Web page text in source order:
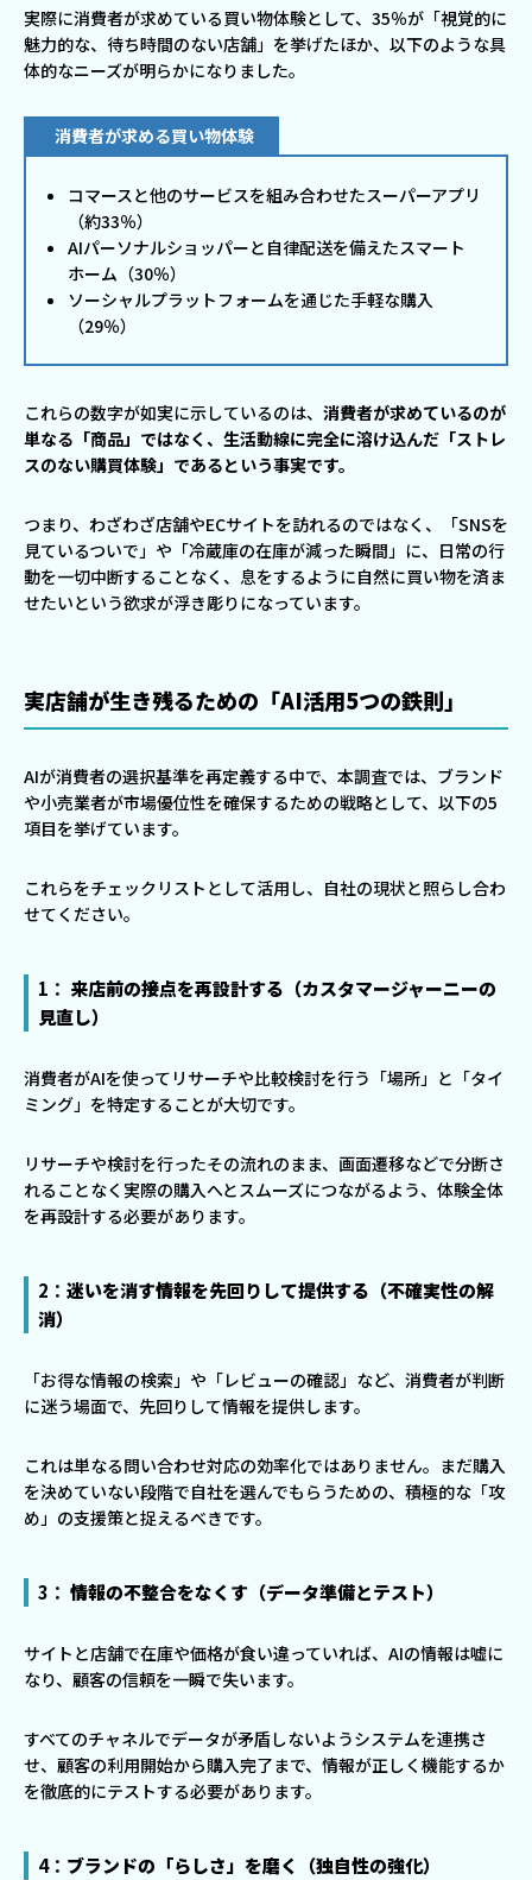
実際に消費者が求めている買い物体験として、35％が「視覚的に
魅力的な、待ち時間のない店舗」を挙げたほか、以下のような具
体的なニーズが明らかになりました。
消費者が求める買い物体験
コマースと他のサービスを組み合わせたスーパーアプリ
（約33％）
AIパーソナルショッパーと自律配送を備えたスマート
ホーム（30％）
ソーシャルプラットフォームを通じた手軽な購入
（29％）
これらの数字が如実に示しているのは、 消費者が求めているのが
単なる「商品」ではなく、生活動線に完全に溶け込んだ「ストレ
スのない購買体験」であるという事実です。
つまり、わざわざ店舗やECサイトを訪れるのではなく、「SNSを
見ているついで」や「冷蔵庫の在庫が減った瞬間」に、日常の行
動を一切中断することなく、息をするように自然に買い物を済ま
せたいという欲求が浮き彫りになっています。
実店舗が生き残るための「AI活用5つの鉄則」
AIが消費者の選択基準を再定義する中で、本調査では、ブランド
や小売業者が市場優位性を確保するための戦略として、以下の5
項目を挙げています。
これらをチェックリストとして活用し、自社の現状と照らし合わ
せてください。
1： 来店前の接点を再設計する（カスタマージャーニーの
見直し）
消費者がAIを使ってリサーチや比較検討を行う「場所」と「タイ
ミング」を特定することが大切です。
リサーチや検討を行ったその流れのまま、画面遷移などで分断さ
れることなく実際の購入へとスムーズにつながるよう、体験全体
を再設計する必要があります。
2： 迷いを消す情報を先回りして提供する（不確実性の解
消）
「お得な情報の検索」や「レビューの確認」など、消費者が判断
に迷う場面で、先回りして情報を提供します。
これは単なる問い合わせ対応の効率化ではありません。まだ購入
を決めていない段階で自社を選んでもらうための、積極的な「攻
め」の支援策と捉えるべきです。
3： 情報の不整合をなくす（データ準備とテスト）
サイトと店舗で在庫や価格が食い違っていれば、AIの情報は嘘に
なり、顧客の信頼を一瞬で失います。
すべてのチャネルでデータが矛盾しないようシステムを連携さ
せ、顧客の利用開始から購入完了まで、情報が正しく機能するか
を徹底的にテストする必要があります。
4： ブランドの「らしさ」を磨く（独自性の強化）